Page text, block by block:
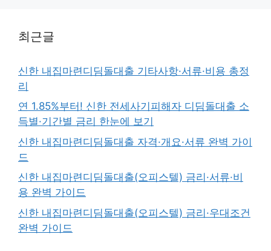
최근글
신한 내집마련디딤돌대출 기타사항·서류·비용 총정
리
연 1.85%부터! 신한 전세사기피해자 디딤돌대출 소
득별·기간별 금리 한눈에 보기
신한 내집마련디딤돌대출 자격·개요·서류 완벽 가이
드
신한 내집마련디딤돌대출(오피스텔) 금리·서류·비
용 완벽 가이드
신한 내집마련디딤돌대출(오피스텔) 금리·우대조건
완벽 가이드